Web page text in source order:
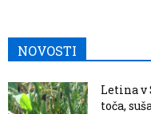
NOVOSTI
Letina v
toča,